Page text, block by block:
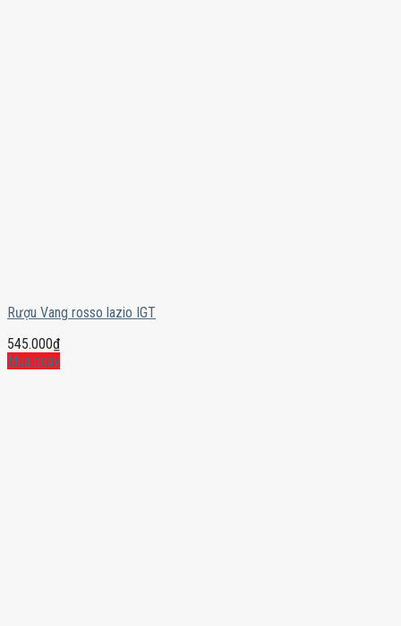
Rượu Vang rosso lazio IGT
545.000₫
Mua ngay